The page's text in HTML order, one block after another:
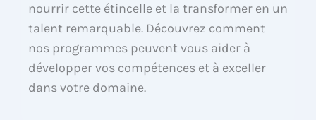
nourrir cette étincelle et la transformer en un
talent remarquable. Découvrez comment
nos programmes peuvent vous aider à
développer vos compétences et à exceller
dans votre domaine.